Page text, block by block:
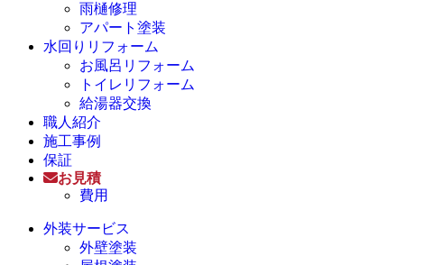
雨樋修理
アパート塗装
水回りリフォーム
お風呂リフォーム
トイレリフォーム
給湯器交換
職人紹介
施工事例
保証
お見積
費用
外装サービス
外壁塗装